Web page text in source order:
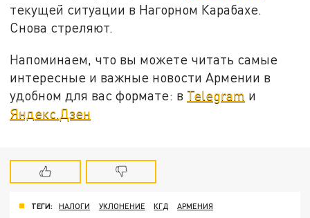
текущей ситуации в Нагорном Карабахе.
Снова стреляют.
Напоминаем, что вы можете читать самые
интересные и важные новости Армении в
удобном для вас формате: в Telegram и
Яндекс.Дзен
ТЕГИ: НАЛОГИ УКЛОНЕНИЕ КГД АРМЕНИЯ